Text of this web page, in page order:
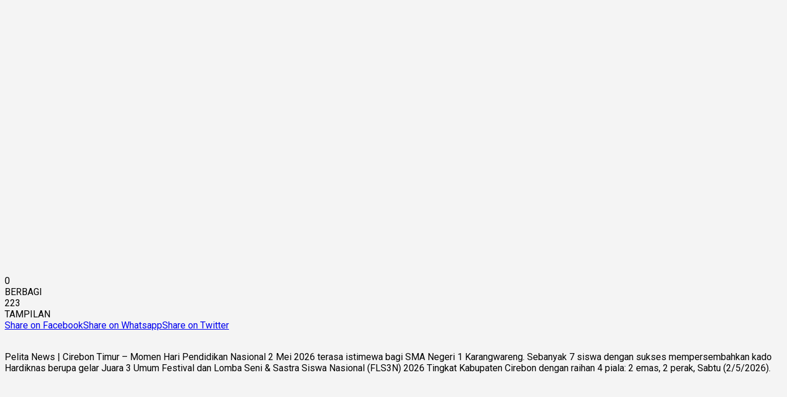
0
BERBAGI
223
TAMPILAN
Share on FacebookShare on WhatsappShare on Twitter
Pelita News | Cirebon Timur – Momen Hari Pendidikan Nasional 2 Mei 2026 terasa istimewa bagi SMA Negeri 1 Karangwareng. Sebanyak 7 siswa dengan sukses mempersembahkan kado
Hardiknas berupa gelar Juara 3 Umum Festival dan Lomba Seni & Sastra Siswa Nasional (FLS3N) 2026 Tingkat Kabupaten Cirebon dengan raihan 4 piala: 2 emas, 2 perak, Sabtu (2/5/2026).